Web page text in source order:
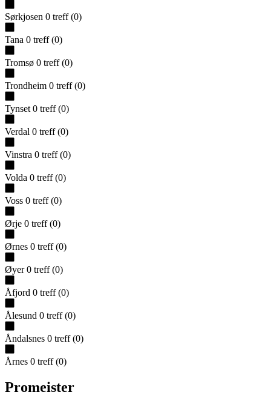
Sørkjosen 0 treff (0)
Tana 0 treff (0)
Tromsø 0 treff (0)
Trondheim 0 treff (0)
Tynset 0 treff (0)
Verdal 0 treff (0)
Vinstra 0 treff (0)
Volda 0 treff (0)
Voss 0 treff (0)
Ørje 0 treff (0)
Ørnes 0 treff (0)
Øyer 0 treff (0)
Åfjord 0 treff (0)
Ålesund 0 treff (0)
Åndalsnes 0 treff (0)
Årnes 0 treff (0)
Promeister